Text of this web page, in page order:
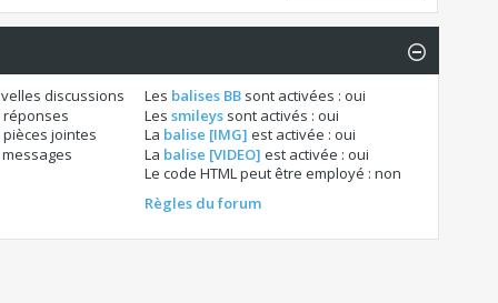
discussions
jointes
Les balises BBsont activées : oui
Les smileyssont activés : oui
La balise [IMG] est activée : oui
La balise [VIDEO] est activée : oui
Le code HTML peut être employé : non
Règles du forum